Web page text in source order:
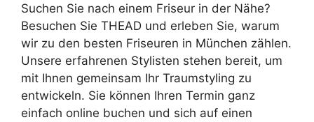
Suchen Sie nach einem Friseur in der Nähe?
Besuchen Sie THEAD und erleben Sie, warum
wir zu den besten Friseuren in München zählen.
Unsere erfahrenen Stylisten stehen bereit, um
mit Ihnen gemeinsam Ihr Traumstyling zu
entwickeln. Sie können Ihren Termin ganz
einfach online buchen und sich auf einen